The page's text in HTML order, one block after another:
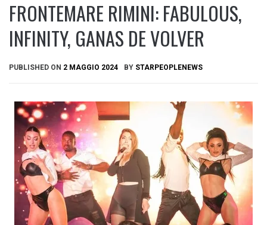
FRONTEMARE RIMINI: FABULOUS,
INFINITY, GANAS DE VOLVER
PUBLISHED ON 2 MAGGIO 2024 BY STARPEOPLENEWS